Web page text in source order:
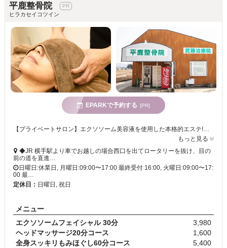
平鹿整骨院
ヒラカセイコツイン
EPARKで予約する [PR]
【プライベートサロン】エクソソーム美容液を使用した本格的エステ!アンチエイジング◎化粧乗りUP!
もっと見る
◆JR 横手駅より車でお越しの場合西口を出てロータリーを抜け、目の
前の道を直進…
日曜日:休業日, 月曜日:09:00〜17:00 最終受付 16:00, 火曜日:09:00〜17:
00 最…
定休日： 日曜日, 祝日
メニュー
エクソソームフェイシャル 30分
3,980
ヘッドマッサージ20分コース
1,600
全身スッキリもみほぐし60分コース
5,400